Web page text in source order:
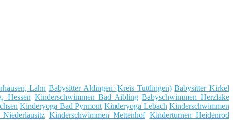
Lahn Babysitter Aldingen (Kreis Tuttlingen) Babysitter Kirkel
Hessen Kinderschwimmen Bad Aibling Babyschwimmen Herzlake
Kinderyoga Bad Pyrmont Kinderyoga Lebach Kinderschwimmen
Niederlausitz Kinderschwimmen Mettenhof Kinderturnen Heidenrod